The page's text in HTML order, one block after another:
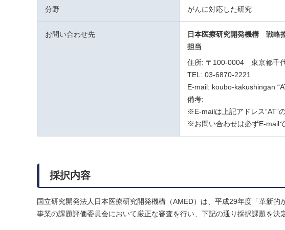
分野 がんに対応した研究
お問い合わせ先 日本医療研究開発機構 戦略
担当
住所: 〒100-0004 東京都千
TEL: 03-6870-2221
E-mail: koubo-kakushingan
備考:
※E-mailは上記アドレス“AT”
※お問い合わせは必ずE-mail
採択内容
国立研究開発法人日本医療研究開発機構（AMED）は、平成29年度「革新
事業の課題評価委員会において厳正な審査を行い、下記の通り採択課題を決